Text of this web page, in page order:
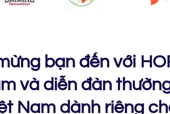
bạn đến với
và diễn đàn
Nam dành riêng